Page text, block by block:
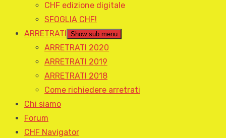
CHF edizione digitale
SFOGLIA CHF!
ARRETRATI
Show sub menu
ARRETRATI 2020
ARRETRATI 2019
ARRETRATI 2018
Come richiedere arretrati
Chi siamo
Forum
CHF Navigator